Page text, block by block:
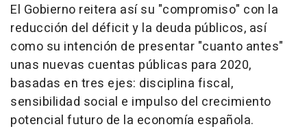
El Gobierno reitera así su "compromiso" con la
reducción del déficit y la deuda públicos, así
como su intención de presentar "cuanto antes"
unas nuevas cuentas públicas para 2020,
basadas en tres ejes: disciplina fiscal,
sensibilidad social e impulso del crecimiento
potencial futuro de la economía española.